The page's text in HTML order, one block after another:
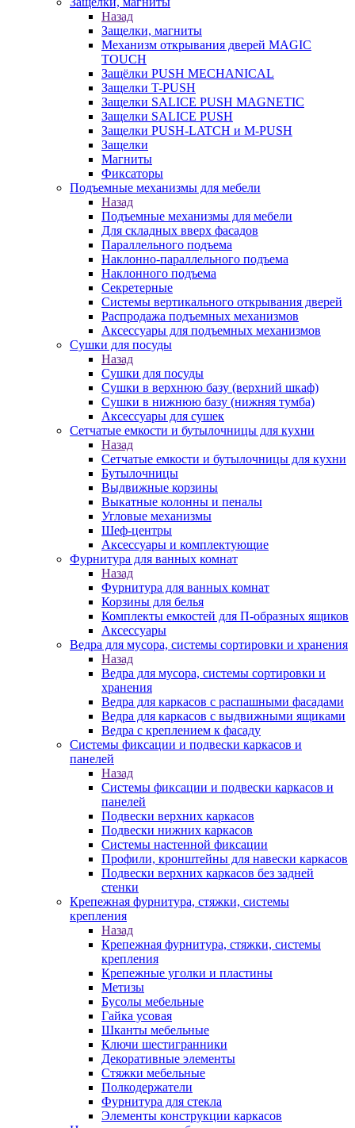
Назад
Защелки, магниты
Механизм открывания дверей MAGIC
TOUCH
Защёлки PUSH MECHANICAL
Защелки T-PUSH
Защелки SALICE PUSH MAGNETIC
Защелки SALICE PUSH
Защелки PUSH-LATCH и M-PUSH
Защелки
Магниты
Фиксаторы
Подъемные механизмы для мебели
Назад
Подъемные механизмы для мебели
Для складных вверх фасадов
Параллельного подъема
Наклонно-параллельного подъема
Наклонного подъема
Секретерные
Системы вертикального открывания дверей
Распродажа подъемных механизмов
Аксессуары для подъемных механизмов
Сушки для посуды
Назад
Сушки для посуды
Сушки в верхнюю базу (верхний шкаф)
Сушки в нижнюю базу (нижняя тумба)
Аксессуары для сушек
Сетчатые емкости и бутылочницы для кухни
Назад
Сетчатые емкости и бутылочницы для кухни
Бутылочницы
Выдвижные корзины
Выкатные колонны и пеналы
Угловые механизмы
Шеф-центры
Аксессуары и комплектующие
Фурнитура для ванных комнат
Назад
Фурнитура для ванных комнат
Корзины для белья
Комплекты емкостей для П-образных ящиков
Аксессуары
Ведра для мусора, системы сортировки и хранения
Назад
Ведра для мусора, системы сортировки и
хранения
Ведра для каркасов с распашными фасадами
Ведра для каркасов с выдвижными ящиками
Ведра с креплением к фасаду
Системы фиксации и подвески каркасов и
панелей
Назад
Системы фиксации и подвески каркасов и
панелей
Подвески верхних каркасов
Подвески нижних каркасов
Системы настенной фиксации
Профили, кронштейны для навески каркасов
Подвески верхних каркасов без задней
стенки
Крепежная фурнитура, стяжки, системы
крепления
Назад
Крепежная фурнитура, стяжки, системы
крепления
Крепежные уголки и пластины
Метизы
Бусолы мебельные
Гайка усовая
Шканты мебельные
Ключи шестигранники
Декоративные элементы
Стяжки мебельные
Полкодержатели
Фурнитура для стекла
Элементы конструкции каркасов